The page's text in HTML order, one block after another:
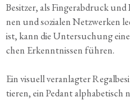
Besit­zer, als Fin­ger­ab­druck
nen und sozia­len Netz­wer­ken
ist, kann die Unter­su­chung
chen Erkennt­nis­sen führen.
Ein visu­ell ver­an­lag­ter
tie­ren, ein Pedant